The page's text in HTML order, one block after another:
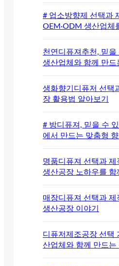
# 업소방향제 선택과
OEM·ODM 생산업체
천연디퓨져추천, 믿을
생산업체와 함께 만
생화향기디퓨저 선택
장 활용법 알아보기
# 방디퓨져, 믿을 수
에서 만드는 맞춤형
명품디퓨져 선택과 제
생산공장 노하우를 함
매장디퓨져 선택과 제
생산공장 이야기
디퓨저제조공장 선택
산업체와 함께 만드는